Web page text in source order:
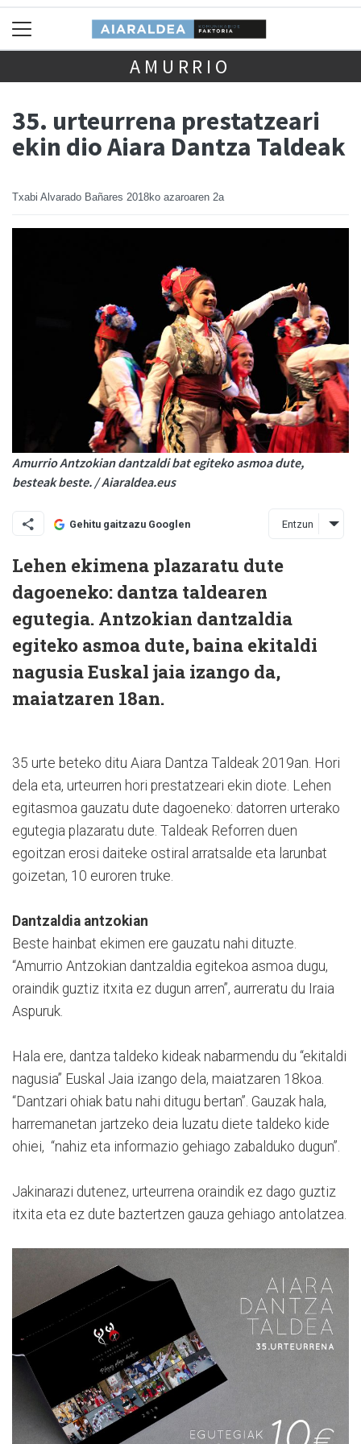
AMURRIO
35. urteurrena prestatzeari
ekin dio Aiara Dantza Taldeak
Txabi Alvarado Bañares 2018ko azaroaren 2a
Amurrio Antzokian dantzaldi bat egiteko asmoa dute,
besteak beste. / Aiaraldea.eus
Gehitu gaitzazu Googlen Entzun
Lehen ekimena plazaratu dute
dagoeneko: dantza taldearen
egutegia. Antzokian dantzaldia
egiteko asmoa dute, baina ekitaldi
nagusia Euskal jaia izango da,
maiatzaren 18an.
35 urte beteko ditu Aiara Dantza Taldeak 2019an. Hori
dela eta, urteurren hori prestatzeari ekin diote. Lehen
egitasmoa gauzatu dute dagoeneko: datorren urterako
egutegia plazaratu dute. Taldeak Reforren duen
egoitzan erosi daiteke ostiral arratsalde eta larunbat
goizetan, 10 euroren truke.
Dantzaldia antzokian
Beste hainbat ekimen ere gauzatu nahi dituzte.
“Amurrio Antzokian dantzaldia egitekoa asmoa dugu,
oraindik guztiz itxita ez dugun arren”, aurreratu du Iraia
Aspuruk.
Hala ere, dantza taldeko kideak nabarmendu du “ekitaldi
nagusia” Euskal Jaia izango dela, maiatzaren 18koa.
“Dantzari ohiak batu nahi ditugu bertan”. Gauzak hala,
harremanetan jartzeko deia luzatu diete taldeko kide
ohiei, “nahiz eta informazio gehiago zabalduko dugun”.
Jakinarazi dutenez, urteurrena oraindik ez dago guztiz
itxita eta ez dute baztertzen gauza gehiago antolatzea.